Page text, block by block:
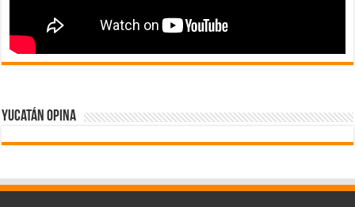
Yucatán Opina